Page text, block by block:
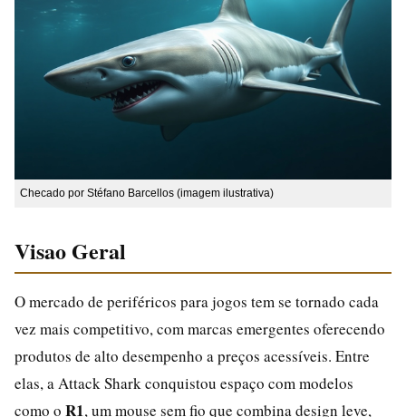
Checado por Stéfano Barcellos (imagem ilustrativa)
Visao Geral
O mercado de periféricos para jogos tem se tornado cada
vez mais competitivo, com marcas emergentes oferecendo
produtos de alto desempenho a preços acessíveis. Entre
elas, a Attack Shark conquistou espaço com modelos
como o R1, um mouse sem fio que combina design leve,